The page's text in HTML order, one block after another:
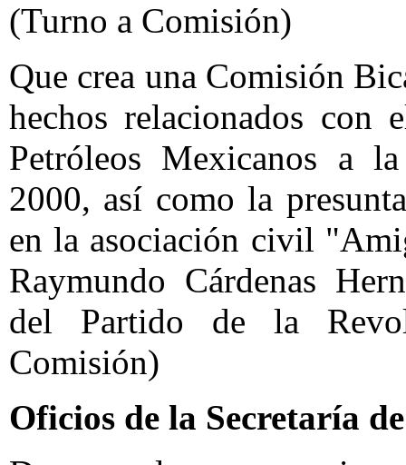
(Turno a Comisión)
Que crea una Comisión
hechos relacionados con
Petróleos Mexicanos a
2000, así como la
en la asociación civil
Raymundo Cárdenas
del Partido de la
Comisión)
Oficios de la Secretaría